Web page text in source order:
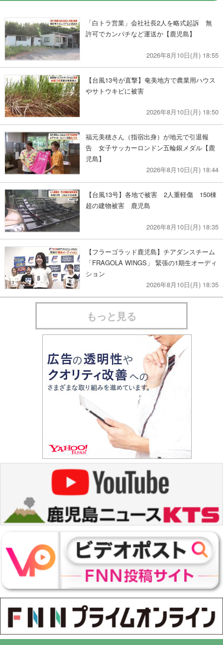
「白トラ営業」会社社長2人を略式起訴 無
許可でカンパチなど運送か【鹿児島】
2026年8月10日(月) 18:55
【台風13号が直撃】奄美地方で農業用ハウス
やサトウキビに被害
2026年8月10日(月) 18:50
福元美穂さん（指宿出身）が地元で引退報
告 女子サッカーロンドン五輪銀メダル【鹿
児島】
2026年8月10日(月) 18:44
【台風13号】各地で被害 2人重軽傷 150棟
超の建物被害 鹿児島
2026年8月10日(月) 18:35
【フラーゴラッド鹿児島】チアダンスチーム
「FRAGOLA WINGS」 緊張の1期生オーディ
ション
2026年8月10日(月) 18:35
もっと見る